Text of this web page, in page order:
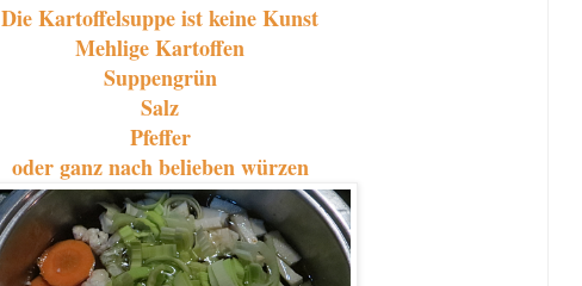
Die Kartoffelsuppe ist keine Kunst
Mehlige Kartoffen
Suppengrün
Salz
Pfeffer
oder ganz nach belieben würzen